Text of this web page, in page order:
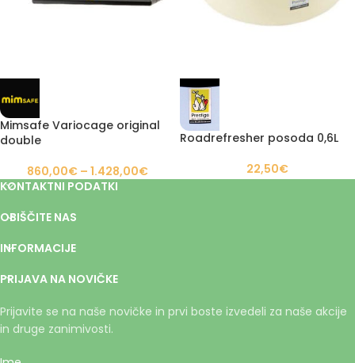
Mimsafe Variocage original
double
860,00€ – 1.428,00€
Roadrefresher posoda 0,6L
22,50€
KONTAKTNI PODATKI
OBIŠČITE NAS
INFORMACIJE
PRIJAVA NA NOVIČKE
Prijavite se na naše novičke in prvi boste izvedeli za naše akcije
in druge zanimivosti.